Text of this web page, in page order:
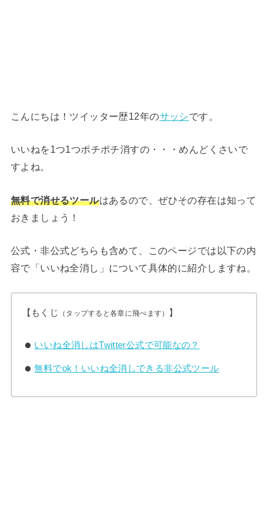
こんにちは！ツイッター歴12年のサッシです。
いいねを1つ1つポチポチ消すの・・・めんどくさいで
すよね。
無料で消せるツールはあるので、ぜひその存在は知って
おきましょう！
公式・非公式どちらも含めて、このページでは以下の内
容で「いいね全消し」について具体的に紹介しますね。
【もくじ （タップすると各章に飛べます） 】
いいね全消しはTwitter公式で可能なの？
無料でok！いいね全消しできる非公式ツール